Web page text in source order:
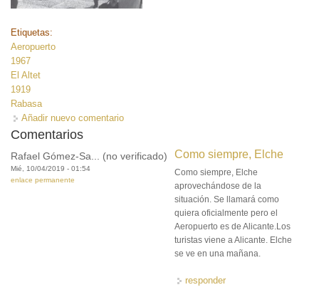
Etiquetas:
Aeropuerto
1967
El Altet
1919
Rabasa
Añadir nuevo comentario
Comentarios
Rafael Gómez-Sa... (no verificado)
Mié, 10/04/2019 - 01:54
enlace permanente
Como siempre, Elche
Como siempre, Elche
aprovechándose de la
situación. Se llamará como
quiera oficialmente pero el
Aeropuerto es de Alicante.Los
turistas viene a Alicante. Elche
se ve en una mañana.
responder